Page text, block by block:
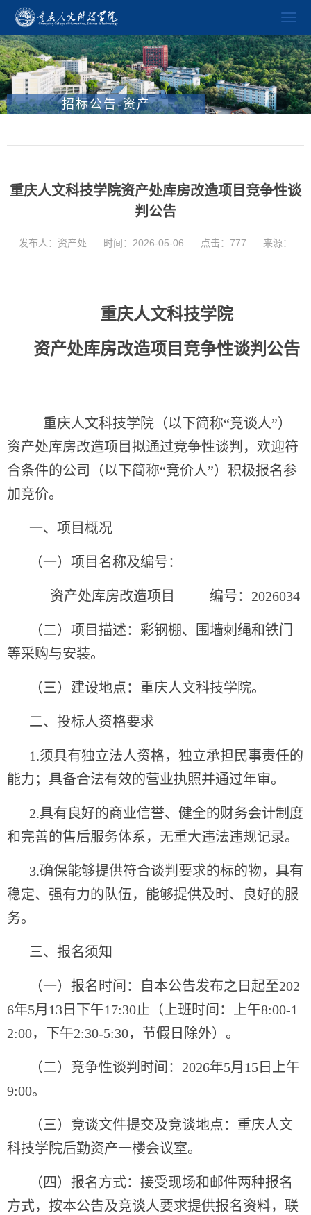
招标公告-资产
重庆人文科技学院资产处库房改造项目竞争性谈
判公告
发布人：资产处 时间：2026-05-06 点击： 777 来源：
重庆人文科技学院
资产处库房改造项目 竞争性谈判公告
重庆人文科技学院（以下简称“竞谈人”）
资产处库房改造项目拟通过竞争性谈判，欢迎符
合条件的公司（以下简称“竞价人”）积极报名参
加竞价。
一、项目概况
（一）项目名称及编号：
资产处库房改造项目 编号：2026034
（二）项目描述：彩钢棚、围墙刺绳和铁门
等采购与安装。
（三）建设地点：重庆人文科技学院。
二、投标人资格要求
1.须具有独立法人资格，独立承担民事责任的
能力；具备合法有效的营业执照并通过年审。
2.具有良好的商业信誉、健全的财务会计制度
和完善的售后服务体系，无重大违法违规记录。
3.确保能够提供符合谈判要求的标的物，具有
稳定、强有力的队伍，能够提供及时、良好的服
务。
三、报名须知
（一）报名时间：自本公告发布之日起至202
6年5月13日下午17:30止（上班时间：上午8:00-1
2:00，下午2:30-5:30，节假日除外）。
（二）竞争性谈判时间：2026年5月15日上午
9:00。
（三）竞谈文件提交及竞谈地点：重庆人文
科技学院后勤资产一楼会议室。
（四）报名方式：接受现场和邮件两种报名
方式，按本公告及竞谈人要求提供报名资料，联